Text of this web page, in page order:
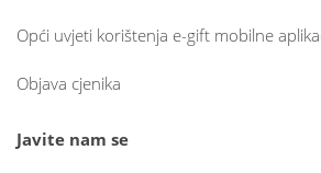
Opći uvjeti korištenja e-gift mobilne
Objava cjenika
Javite nam se